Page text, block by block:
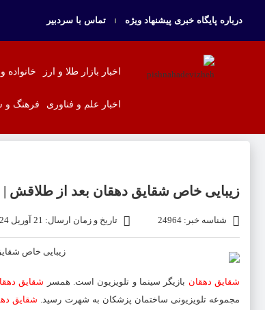
درباره پایگاه خبری پیشنهاد ویژه تماس با سردبیر
اخبار بازار طلا و ارز خانواده
اخبار علم و فناوری فرهنگ و
زیبایی خاص شقایق دهقان بعد از طلاقش
شناسه خبر: 24964 تاریخ و زمان ارسال: 21 آوریل 2024 ساعت 12:10
شقایق دهقان بازیگر سینما و تلویزیون است. همسر شقایق دهقا
مجموعه تلویزیونی ساختمان پزشکان به شهرت رسید. شقایق